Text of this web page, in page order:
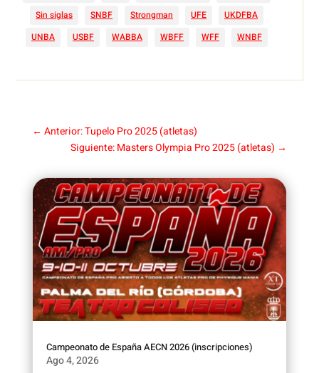
Sin siglas
SNBF Strongman UFE
UKDFBA
UNBA
USBF WABBA WBFF WFF WNBF
← Anterior: Tupelo Pro 2025 (atletas)
Siguiente: Masters Olympia Pro 2025 (atletas) →
Campeonato de España AECN 2026 (inscripciones)
Ago 4, 2026